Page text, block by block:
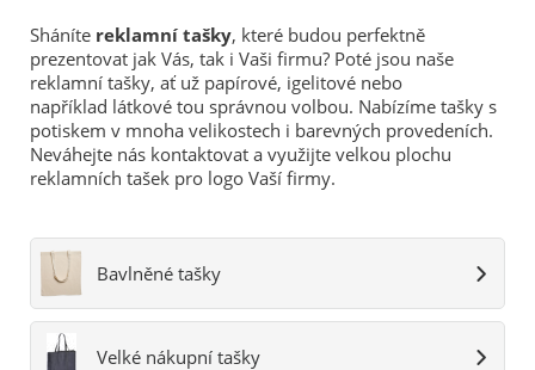
Sháníte reklamní tašky, které budou perfektně
prezentovat jak Vás, tak i Vaši firmu? Poté jsou naše
reklamní tašky, ať už papírové, igelitové nebo
například látkové tou správnou volbou. Nabízíme tašky s
potiskem v mnoha velikostech i barevných provedeních.
Neváhejte nás kontaktovat a využijte velkou plochu
reklamních tašek pro logo Vaší firmy.
Bavlněné tašky
Velké nákupní tašky